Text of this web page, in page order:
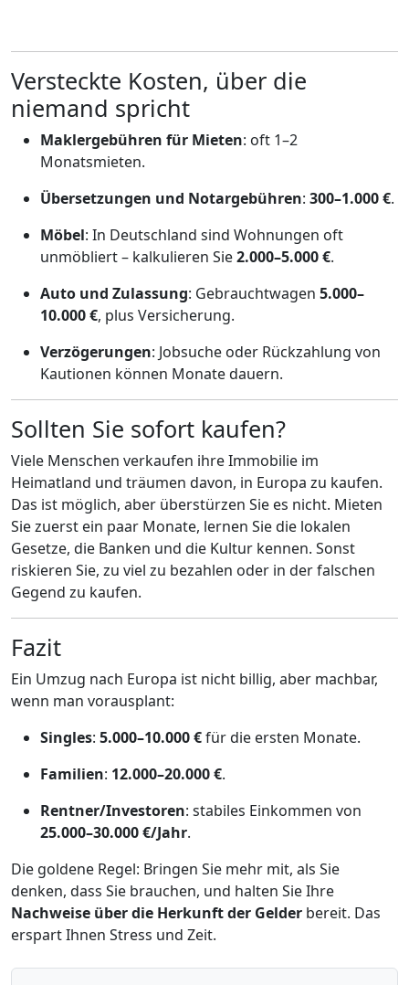
Versteckte Kosten, über die
niemand spricht
Maklergebühren für Mieten: oft 1–2
Monatsmieten.
Übersetzungen und Notargebühren: 300–1.000 €.
Möbel: In Deutschland sind Wohnungen oft
unmöbliert – kalkulieren Sie2.000–5.000 €.
Auto und Zulassung: Gebrauchtwagen 5.000–
10.000 €, plus Versicherung.
Verzögerungen: Jobsuche oder Rückzahlung von
Kautionen können Monate dauern.
Sollten Sie sofort kaufen?
Viele Menschen verkaufen ihre Immobilie im
Heimatland und träumen davon, in Europa zu kaufen.
Das ist möglich, aber überstürzen Sie es nicht. Mieten
Sie zuerst ein paar Monate, lernen Sie die lokalen
Gesetze, die Banken und die Kultur kennen. Sonst
riskieren Sie, zu viel zu bezahlen oder in der falschen
Gegend zu kaufen.
Fazit
Ein Umzug nach Europa ist nicht billig, aber machbar,
wenn man vorausplant:
Singles: 5.000–10.000 €für die ersten Monate.
Familien: 12.000–20.000 €.
Rentner/Investoren: stabiles Einkommen von
25.000–30.000 €/Jahr.
Die goldene Regel: Bringen Sie mehr mit, als Sie
denken, dass Sie brauchen, und halten Sie Ihre
Nachweise über die Herkunft der Gelder bereit. Das
erspart Ihnen Stress und Zeit.